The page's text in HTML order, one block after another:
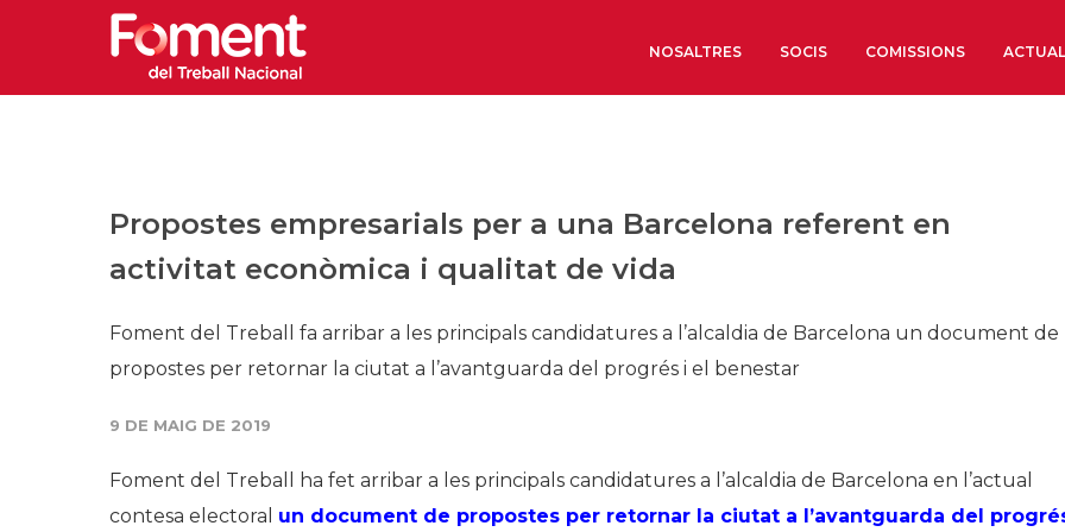
NOSALTRES
Òrgans Consultius
Societat Barcelonesa
SOCIS COMISSIONS
Propostes empresarials per a una Barcelona referent en
activitat econòmica i qualitat de vida
Foment del Treball fa arribar a les principals candidatures a l’alcaldia de Barcelona un document de
propostes per retornar la ciutat a l’avantguarda del progrés i el benestar
9 DE MAIG DE 2019
Foment del Treball ha fet arribar a les principals candidatures a l’alcaldia de Barcelona en l’actual
contesa electoral un document de propostes per retornar la ciutat a l’avantguarda del